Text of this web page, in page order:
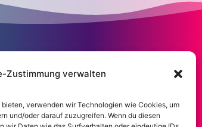
Zustimmung verwalten
verwenden wir Technologien wie Cookies, um
und/oder darauf zuzugreifen. Wenn du diesen